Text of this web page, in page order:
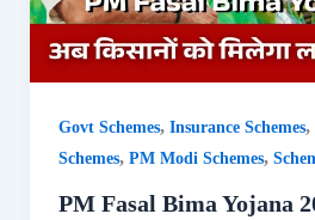
Govt Schemes, Insurance Schemes,
Schemes, PM Modi Schemes,
PM Fasal Bima Yojana